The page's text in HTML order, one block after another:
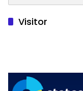
Visitor